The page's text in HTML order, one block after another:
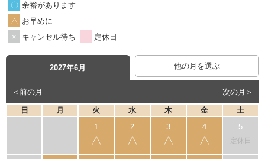
余裕があります
お早めに
キャンセル待ち
定休日
2027年6月 他の月を選ぶ
＜前の月 次の月＞
日 月 火 水 木 金 土
△ △ △ △ 定休日